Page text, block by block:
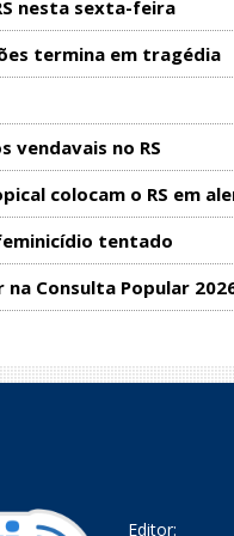
nesta sexta-feira
termina em tragédia
vendavais no RS
colocam o RS em
tentado
Consulta Popular
Editor: